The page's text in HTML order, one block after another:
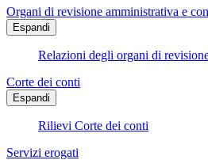
Organi di revisione amministrativa e
Espandi
Relazioni degli organi di
Corte dei conti
Espandi
Rilievi Corte dei conti
Servizi erogati